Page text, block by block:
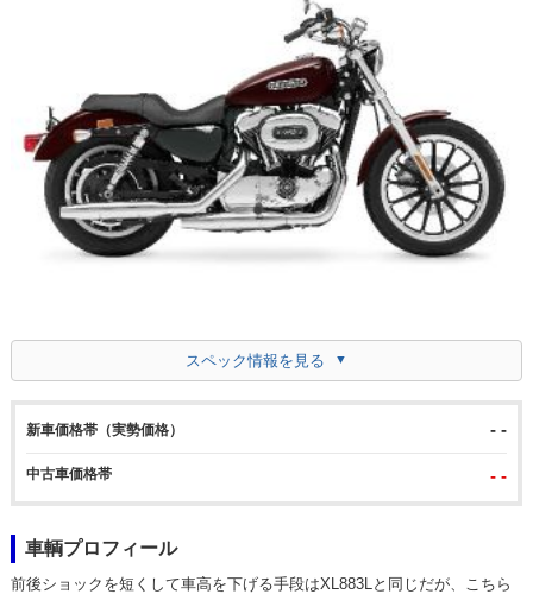
スペック情報を見る
新車価格帯（実勢価格） - -
中古車価格帯 - -
車輌プロフィール
前後ショックを短くして車高を下げる手段はXL883Lと同じだが、こちら